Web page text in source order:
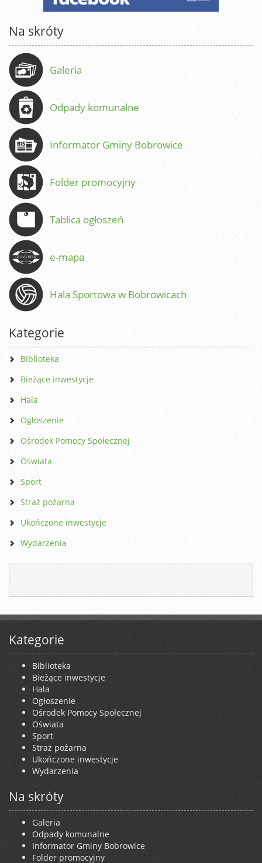
Na skróty
Galeria
Odpady komunalne
Informator Gminy Bobrowice
Folder promocyjny
Tablica ogłoszeń
e-mapa
Hala Sportowa w Bobrowicach
Kategorie
Biblioteka
Bieżące inwestycje
Hala
Ogłoszenie
Ośrodek Pomocy Społecznej
Oświata
Sport
Straż pożarna
Ukończone inwestycje
Wydarzenia
Kategorie
Biblioteka
Bieżące inwestycje
Hala
Ogłoszenie
Ośrodek Pomocy Społecznej
Oświata
Sport
Straż pożarna
Ukończone inwestycje
Wydarzenia
Na skróty
Galeria
Odpady komunalne
Informator Gminy Bobrowice
Folder promocyjny